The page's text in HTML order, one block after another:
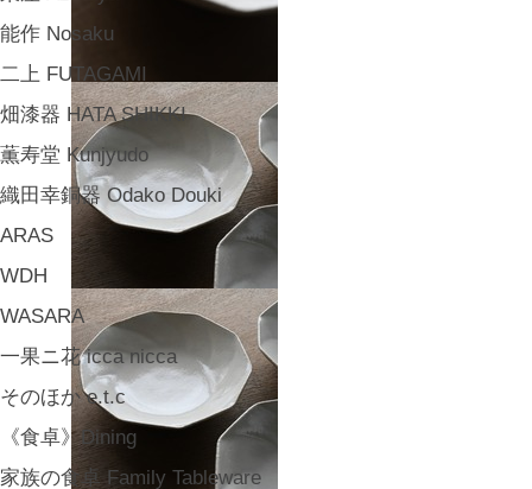
能作 Nosaku
二上 FUTAGAMI
畑漆器 HATA SHIKKI
薫寿堂 Kunjyudo
織田幸銅器 Odako Douki
ARAS
WDH
WASARA
一果ニ花 icca nicca
そのほか e.t.c
《食卓》Dining
家族の食卓 Family Tableware